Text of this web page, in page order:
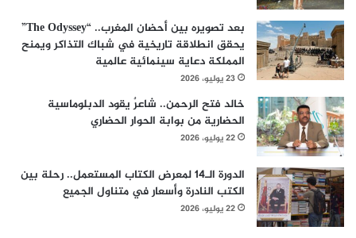
بعد تصويره بين أحضان المغرب.. “The Odyssey”
يحقق انطلاقة تاريخية في شباك التذاكر ويمنح
المملكة دعاية سينمائية عالمية
23 يوليو، 2026
خالد فتح الرحمن.. شاعرٌ يقود الدبلوماسية
الحضارية من بوابة الحوار الحضاري
22 يوليو، 2026
الدورة الـ14 لمعرض الكتاب المستعمل.. رحلة بين
الكتب النادرة وأسعار في متناول الجميع
22 يوليو، 2026